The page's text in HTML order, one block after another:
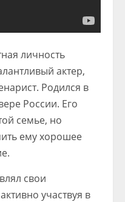
личность
актер,
Родился в
России. Его
семье, но
ему хорошее
свои
участвуя в